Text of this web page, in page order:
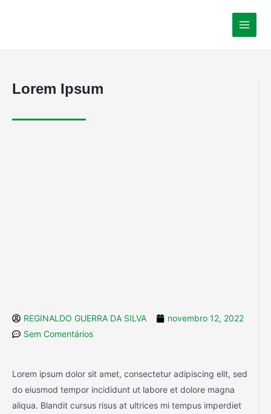
Lorem Ipsum
REGINALDO GUERRA DA SILVA
novembro 12, 2022
Sem Comentários
Lorem ipsum dolor sit amet, consectetur adipiscing elit, sed
do eiusmod tempor incididunt ut labore et dolore magna
aliqua. Blandit cursus risus at ultrices mi tempus imperdiet